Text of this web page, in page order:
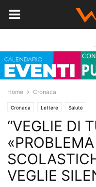
Home Cronaca
Cronaca Lettere Salute
“VEGLIE DI
VEGLIE